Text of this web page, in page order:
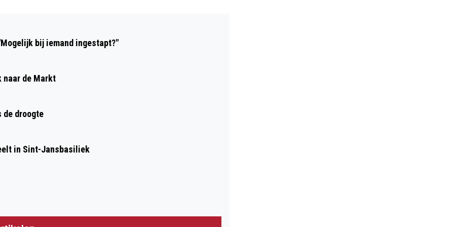
DERDE PLAATS BIJ VERKIEZING BOOM
bij iemand ingestapt?"
naar de Markt
de droogte
in Sint-Jansbasiliek